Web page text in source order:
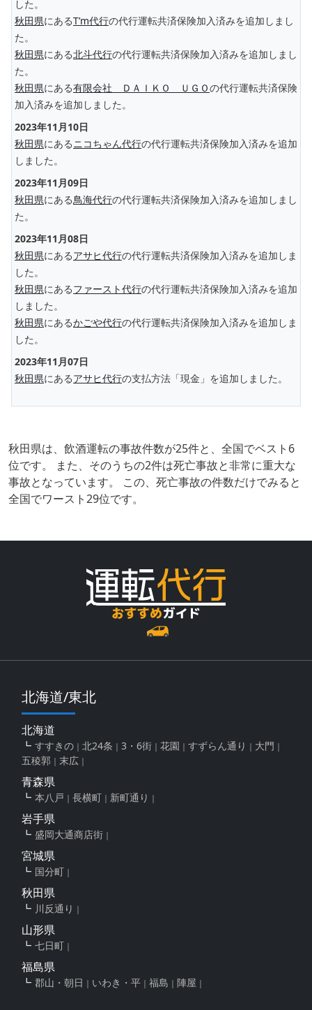
した。
秋田県にあるT’m代行の代行運転共済保険加入済みを追加しまし
た。
秋田県にある北斗代行の代行運転共済保険加入済みを追加しまし
た。
秋田県にある有限会社 ＤＡＩＫＯ ＵＧＯの代行運転共済保険
加入済みを追加しました。
2023年11月10日
秋田県にあるニコちゃん代行の代行運転共済保険加入済みを追加
しました。
2023年11月09日
秋田県にある鳥海代行の代行運転共済保険加入済みを追加しまし
た。
2023年11月08日
秋田県にあるアサヒ代行の代行運転共済保険加入済みを追加しま
した。
秋田県にあるファースト代行の代行運転共済保険加入済みを追加
しました。
秋田県にあるかごや代行の代行運転共済保険加入済みを追加しま
した。
2023年11月07日
秋田県にあるアサヒ代行の支払方法「現金」を追加しました。
秋田県は、飲酒運転の事故件数が25件と、全国でベスト6
位です。 また、そのうちの2件は死亡事故と非常に重大な
事故となっています。 この、死亡事故の件数だけでみると
全国でワースト29位です。
北海道/東北
北海道
すすきの 北24条 3・6街 花園 すずらん通り
大門
五稜郭
末広
青森県
本八戸 長横町 新町通り
岩手県
盛岡大通商店街
宮城県
国分町
秋田県
川反通り
山形県
七日町
福島県
郡山・朝日 いわき・平 福島 陣屋